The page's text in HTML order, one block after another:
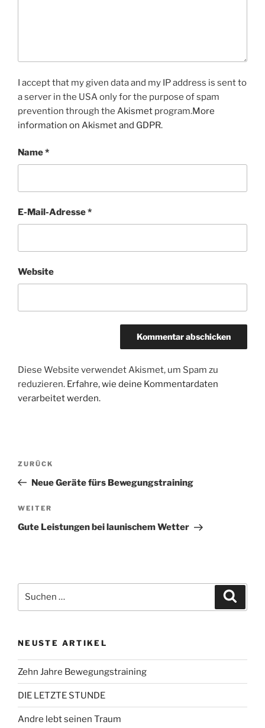
I accept that my given data and my IP address is sent to
a server in the USA only for the purpose of spam
prevention through the Akismet program.More
information on Akismet and GDPR.
Name*
E-Mail-Adresse*
Website
Diese Website verwendet Akismet, um Spam zu
reduzieren. Erfahre, wie deine Kommentardaten
verarbeitet werden.
Beitragsnavigation
Vorheriger
Beitrag
ZURÜCK
Neue Geräte fürs Bewegungstraining
Nächster
Beitrag
WEITER
Gute Leistungen bei launischem Wetter
nach:
NEUSTE ARTIKEL
Zehn Jahre Bewegungstraining
DIE LETZTE STUNDE
Andre lebt seinen Traum